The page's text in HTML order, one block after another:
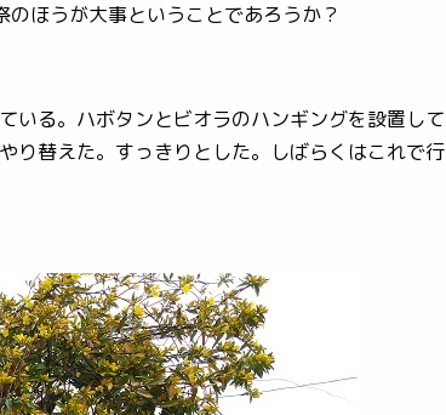
ほうが大事ということであろうか？
いる。ハボタンとビオラのハンギングを設置して
り替えた。すっきりとした。しばらくはこれで行